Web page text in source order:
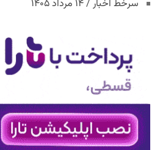
سرخط اخبار / ۱۴ مرداد ۱۴۰۵